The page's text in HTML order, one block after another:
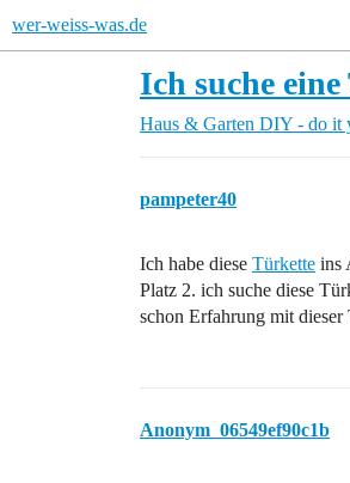
wer-weiss-was.de
Ich suche
Haus & Garten DIY - do it
pampeter40
Ich habe diese Türkette ins
Platz 2. ich suche diese
schon Erfahrung mit dieser
Anonym_06549ef90c1b